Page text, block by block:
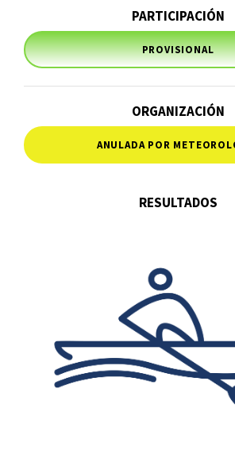
PARTICIPACIÓN
PROVISIONAL
ORGANIZACIÓN
ANULADA POR
RESULTADOS